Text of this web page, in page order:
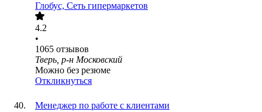
Глобус, Сеть гипермаркетов
4.2
•
1065 отзывов
Тверь, р-н Московский
Можно без резюме
Откликнуться
Менеджер по работе с клиентами